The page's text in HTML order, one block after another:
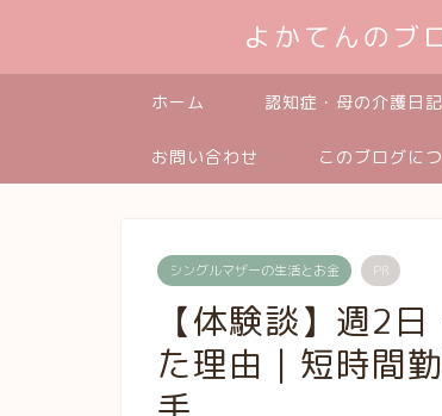
よかてんのブ
ホーム 認知症・母の介護日記
お問い合わせ このブログに
シングルマザーの生活とお金 PR
【体験談】週2
た理由｜短時間
手